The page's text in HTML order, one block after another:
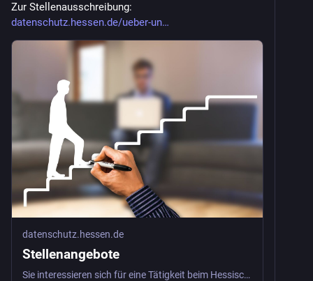
Zur Stellenausschreibung:
datenschutz.hessen.de/ueber-un
datenschutz.hessen.de
Stellenangebote
Sie interessieren sich für eine Tätigkeit beim Hessischen Beauftragten für Datenschutz und Informationsfreiheit? Dann sind Sie hier richtig.